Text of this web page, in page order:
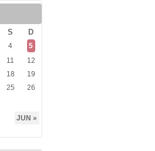
S D
JUN »
4
5
11
12
18
19
25
26